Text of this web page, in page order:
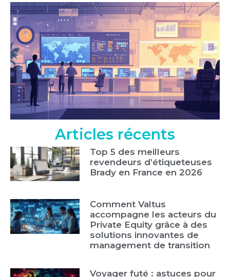
Articles récents
Top 5 des meilleurs
revendeurs d’étiqueteuses
Brady en France en 2026
Comment Valtus
accompagne les acteurs du
Private Equity grâce à des
solutions innovantes de
management de transition
Voyager futé : astuces pour